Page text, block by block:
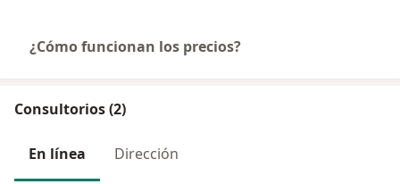
¿Cómo funcionan los precios?
Consultorios (2)
En línea Dirección